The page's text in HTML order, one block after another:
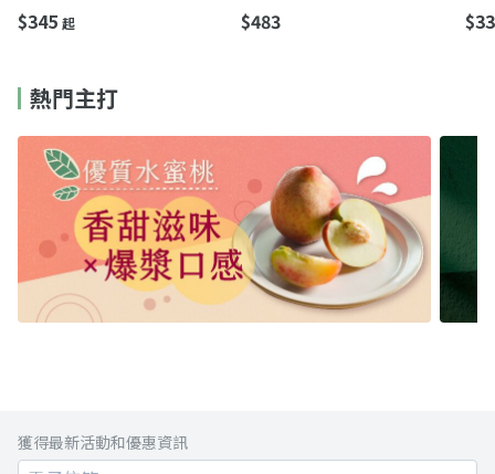
$345 起 $483
熱門主打
獲得最新活動和優惠資訊